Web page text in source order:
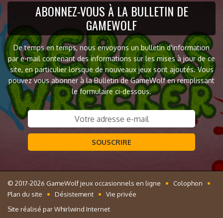
ABONNEZ-VOUS À LA BULLETIN DE
GAMEWOLF
De temps en temps, nous envoyons un bulletin d'information
par e-mail contenant des informations sur les mises à jour de ce
site, en particulier lorsque de nouveaux jeux sont ajoutés. Vous
pouvez vous abonner à la Bulletin de GameWolf en remplissant
le formulaire ci-dessous.
SOUSCRIRE
© 2017-2026 GameWolf jeux occasionnels en ligne
Colophon
Plan du site
Désistement
Vie privée
Site réalisé parWhirlwind Internet